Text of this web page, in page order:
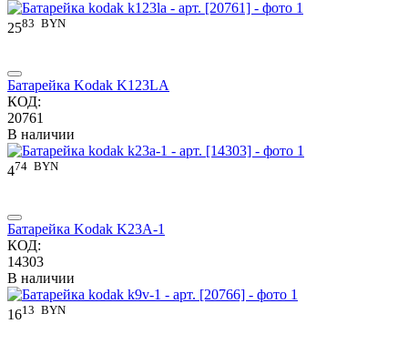
2583 BYN
Батарейка Kodak K123LA
КОД:
20761
В наличии
474 BYN
Батарейка Kodak K23A-1
КОД:
14303
В наличии
1613 BYN